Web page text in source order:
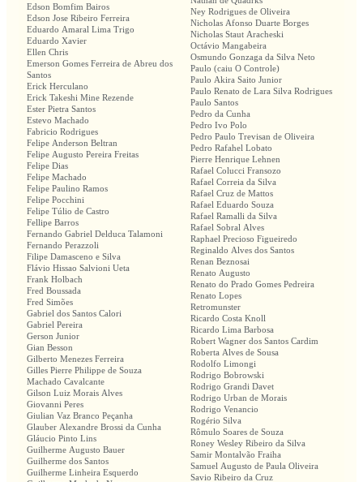
Edson Bomfim Bairos
Edson Jose Ribeiro Ferreira
Eduardo Amaral Lima Trigo
Eduardo Xavier
Ellen Chris
Emerson Gomes Ferreira de Abreu dos
Santos
Erick Herculano
Erick Takeshi Mine Rezende
Ester Pietra Santos
Estevo Machado
Fabricio Rodrigues
Felipe Anderson Beltran
Felipe Augusto Pereira Freitas
Felipe Dias
Felipe Machado
Felipe Paulino Ramos
Felipe Pocchini
Felipe Túlio de Castro
Fellipe Barros
Fernando Gabriel Delduca Talamoni
Fernando Perazzoli
Filipe Damasceno e Silva
Flávio Hissao Salvioni Ueta
Frank Holbach
Fred Boussada
Fred Simões
Gabriel dos Santos Calori
Gabriel Pereira
Gerson Junior
Gian Besson
Gilberto Menezes Ferreira
Gilles Pierre Philippe de Souza
Machado Cavalcante
Gilson Luiz Morais Alves
Giovanni Peres
Giulian Vaz Branco Peçanha
Glauber Alexandre Brossi da Cunha
Gláucio Pinto Lins
Guilherme Augusto Bauer
Guilherme dos Santos
Guilherme Linheira Esquerdo
Ney Rodrigues de Oliveira
Nicholas Afonso Duarte Borges
Nicholas Staut Aracheski
Octávio Mangabeira
Osmundo Gonzaga da Silva Neto
Paulo (caiu O Controle)
Paulo Akira Saito Junior
Paulo Renato de Lara Silva Rodrigues
Paulo Santos
Pedro da Cunha
Pedro Ivo Polo
Pedro Paulo Trevisan de Oliveira
Pedro Rafahel Lobato
Pierre Henrique Lehnen
Rafael Colucci Fransozo
Rafael Correia da Silva
Rafael Cruz de Mattos
Rafael Eduardo Souza
Rafael Ramalli da Silva
Rafael Sobral Alves
Raphael Precioso Figueiredo
Reginaldo Alves dos Santos
Renan Beznosai
Renato Augusto
Renato do Prado Gomes Pedreira
Renato Lopes
Retromunster
Ricardo Costa Knoll
Ricardo Lima Barbosa
Robert Wagner dos Santos Cardim
Roberta Alves de Sousa
Rodolfo Limongi
Rodrigo Bobrowski
Rodrigo Grandi Davet
Rodrigo Urban de Morais
Rodrigo Venancio
Rogério Silva
Rômulo Soares de Souza
Roney Wesley Ribeiro da Silva
Samir Montalvão Fraiha
Samuel Augusto de Paula Oliveira
Savio Ribeiro da Cruz